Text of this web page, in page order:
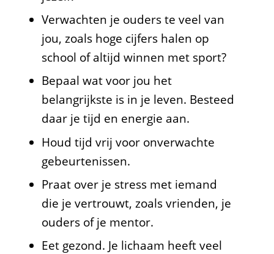
Verwachten je ouders te veel van
jou, zoals hoge cijfers halen op
school of altijd winnen met sport?
Bepaal wat voor jou het
belangrijkste is in je leven. Besteed
daar je tijd en energie aan.
Houd tijd vrij voor onverwachte
gebeurtenissen.
Praat over je stress met iemand
die je vertrouwt, zoals vrienden, je
ouders of je mentor.
Eet gezond. Je lichaam heeft veel